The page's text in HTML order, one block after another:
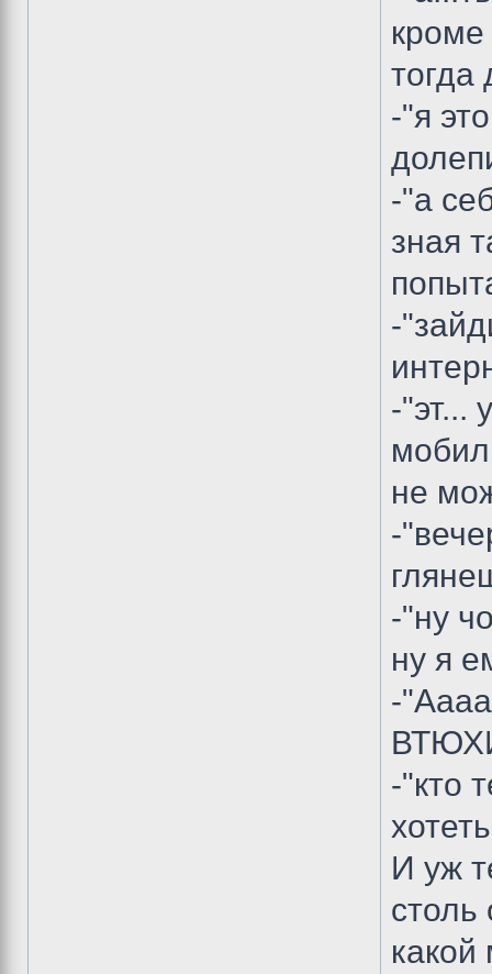
кроме
тогда
-"я
-"а
зная
-
-"эт...
не
-
-"ну
ну я
-
-"кто
И уж
столь
какой